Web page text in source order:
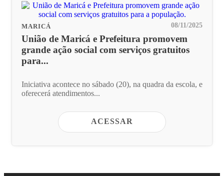
MARICÁ 08/11/2025
União de Maricá e Prefeitura promovem
grande ação social com serviços gratuitos
para...
Iniciativa acontece no sábado (20), na quadra da escola, e
oferecerá atendimentos...
ACESSAR